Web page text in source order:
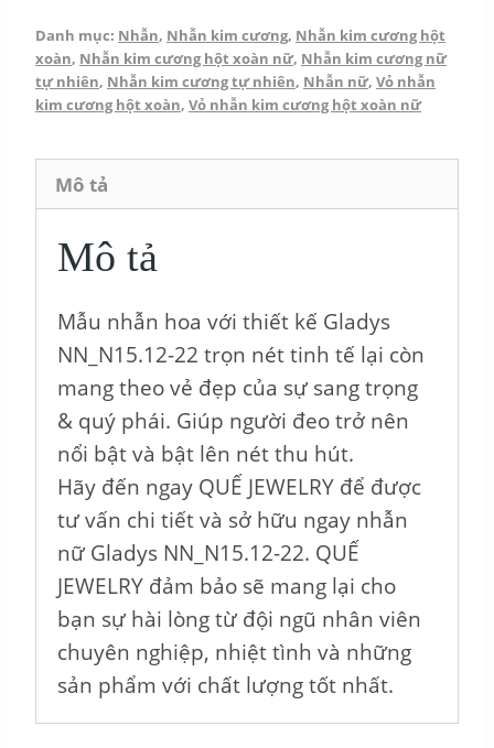
lượng
Danh mục: Nhẫn, Nhẫn kim cương, Nhẫn kim cương hột
xoàn, Nhẫn kim cương hột xoàn nữ, Nhẫn kim cương nữ
tự nhiên, Nhẫn kim cương tự nhiên, Nhẫn nữ, Vỏ nhẫn
kim cương hột xoàn, Vỏ nhẫn kim cương hột xoàn nữ
Mô tả
Mô tả
Mẫu nhẫn hoa với thiết kế Gladys
NN_N15.12-22 trọn nét tinh tế lại còn
mang theo vẻ đẹp của sự sang trọng
& quý phái. Giúp người đeo trở nên
nổi bật và bật lên nét thu hút.
Hãy đến ngay QUẾ JEWELRY để được
tư vấn chi tiết và sở hữu ngay nhẫn
nữ Gladys NN_N15.12-22. QUẾ
JEWELRY đảm bảo sẽ mang lại cho
bạn sự hài lòng từ đội ngũ nhân viên
chuyên nghiệp, nhiệt tình và những
sản phẩm với chất lượng tốt nhất.